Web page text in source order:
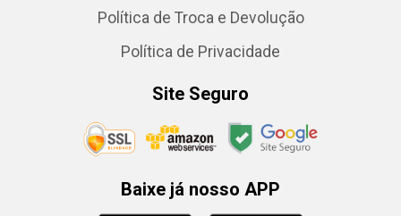
Política de Troca e Devolução
Política de Privacidade
Site Seguro
Baixe já nosso APP